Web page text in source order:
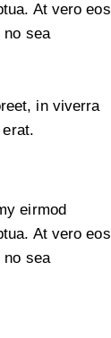
At vero eos
no sea
in viverra
eirmod
At vero eos
no sea